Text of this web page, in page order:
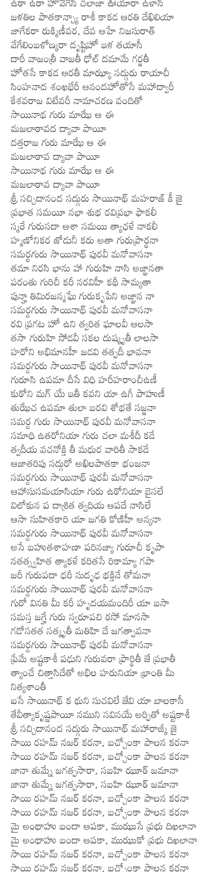
జళతిల పాతకాన్చ్యా రాశీ కాకడ ఆరతి దేఖిలియా
జాగేకరా రుక్మిణీవర, దేవ ఆహే నిజసురాత్
వేగేలింబళోణ్కరా దృష్టిహో ఇళ తయాసీ
దారీ వాజంత్రీ వాజతీ ఢోల్ దమామే గర్జతీ
హోతసే కాకడ ఆరతీ మాఝ్యా సద్గురు రాయాచీ
సింహనాద శంఖభేరీ ఆనందహోతోసే మహాద్వారీ
కేశవరాజ విటేవరీ నామాచరణ వందితో
సాయినాథ గురు మాఝే ఆ ఈ
మజలాఠావద ద్యావా పాయీ
దత్తరాజ గురు మాఝే ఆ ఈ
మజలాఠావ ద్యావా పాయీ
సాయినాథ గురు మాఝే ఆ ఈ
మజలాఠావ ద్యావా పాయీ
శ్రీ సచ్చిదానంద సద్గురు సాయినాథ్ మహరాజ్ కీ జై
ప్రభాత సమయీ నభా శుభ రవిప్రభా ఫాకలీ
స్మరే గురుసదా ఆశా సమయి త్యాఛళే నాకలీ
హ్మణోనికర జోడునీ కరు అతా గురుప్రార్థనా
సమర్థగురు సాయినాథ్ పురవీ మనోవాసనా
తమా నిరసి భాను హా గురుహి నాసి అజ్ఞానతా
పరంతు గురిచీ కరీ నరవిహీ కథీ సామ్యతా
పున్హా తిమిరజన్మఘే గురుకృపేని అజ్ఞాన నా
సమర్దగురు సాయినాథ్ పురవీ మనోవాసనా
రవి ప్రగట హో ఉని త్వరిత ఘాలవీ ఆలసా
తసా గురుహి సోడవీ సకల దుష్కృతీ లాలసా
హరోని అభిమానహీ జడవి తత్పదీ భావనా
సమర్దగురు సాయినాథ్ పురవీ మనోవాసనా
గురూసి ఉపమా దీసే విధి హరీహరాంచీఉణీ
కుఠోని మగ్ యే ఇతీ కవని యా ఉగీ పాహుణీ
తుఝేచ ఉపమా తులా బరవి శోభతే సజ్జనా
సమర్ద గురు సాయినాథ్ పురవీ మనోవాసనా
సమాధి ఉతరోనియా గురు చలా మశీదీ కడే
త్వదీయ వచనోక్తి తీ మధుర వారితీ సాకడే
ఆజాతరిపు సద్గురో అఖిలపాతకా భంజనా
సమర్దగురు సాయినాథ్ పురవీ మనోవాసనా
ఆహాసుసమయాసియా గురు ఉఠోనియా బైసలే
విలోకున ప దాశ్రిత త్వదియ ఆపదే నాసిలే
ఆసా సుహితకారి యా జగతి కోణిహీ అన్యనా
సమర్దగురు సాయినాథ్ పురవీ మనోవాసనా
అసే బహుతశాహణా పరినజ్యా గురూచీ కృపా
నతత్స్వహిత త్యాకళే కరితసే రికామ్యా గపా
జరీ గురుపదా ధరీ సుదృఢ భక్తినే తోమనా
సమర్దగురు సాయినాథ్ పురవీ మనోవాసనా
గురో వినతి మీ కరీ హృదయమందిరీ యా బసా
సమస్త జగ్హే గురు స్వరూపచి ఠసో మానసా
గడోసతత సత్కృతీ మతిహి దే జగత్పావనా
సమర్దగురు సాయినాథ్ పురవీ మనోవాసనా
ప్రేమే అష్టకాశీ పఢుని గురువరా ప్రార్థితీ జే ప్రభాతీ
త్యాంచే చిత్తాసిదేతో అభిల హరునియా భ్రాంతి మీ
నిత్యశాంతీ
ఐసే సాయినాథ్ క థుని సుచవిలే జేవి యా బాలకాసీ
తేవీత్యాకృష్ణపాయీ నముని సవినయే అర్పితో అష్టకాశీ
శ్రీ సచ్చిదానంద సద్గురు సాయినాథ్ మహారాజ్కీ జై
సాయి రహమ్ నజర్ కరనా, బచ్చోంకా పాలన కరనా
సాయి రహమ్ నజర్ కరనా, బచ్చోంకా పాలన కరనా
జానా తుమ్నే జగత్పసారా, సబహి ఝూఠ్ జమానా
జానా తుమ్నే జగత్పసారా, సబహి ఝూఠ్ జమానా
సాయి రహమ్ నజర్ కరనా, బచ్చోంకా పాలన కరనా
సాయి రహమ్ నజర్ కరనా, బచ్చోంకా పాలన కరనా
మై అంథాహు బందా ఆపకా, ముఝుసే ప్రభు దిఖలానా
మై అంథాహు బందా ఆపకా, ముఝుకో ప్రభు దిఖలానా
సాయి రహమ్ నజర్ కరనా, బచ్చోంకా పాలన కరనా
సాయి రహమ్ నజర్ కరనా, బచ్చోంకా పాలన కరనా